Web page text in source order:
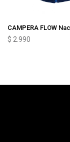
CAMPERA FLOW
$ 2.990